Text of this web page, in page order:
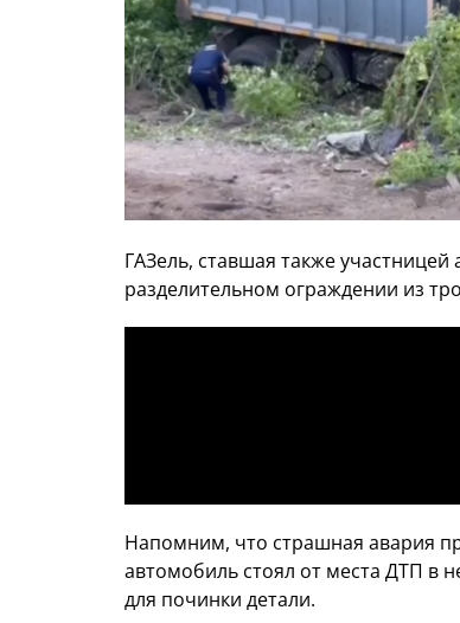
ГАЗель, ставшая также
разделительном ограждении из
Напомним, что страшная авария
автомобиль стоял от места ДТП в
для починки детали.